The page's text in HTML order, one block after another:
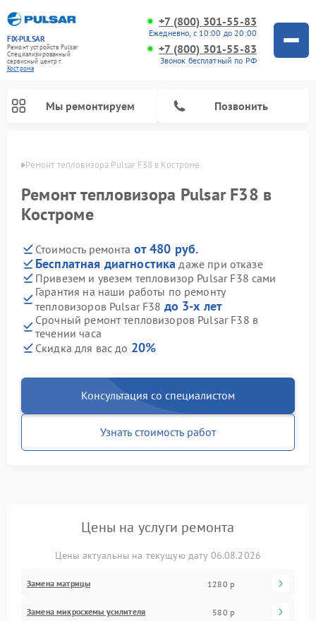
FIX-PULSAR
Ремонт устройств Pulsar
Специализированный
cервисный центр г.
Кострома
+7 (800) 301-55-83
Ежедневно, с 10:00 до 20:00
+7 (800) 301-55-83
Звонок бесплатный по РФ
Мы ремонтируем Позвонить
Ремонт тепловизора Pulsar F38 в Костроме
Ремонт тепловизора Pulsar F38 в
Костроме
Стоимость ремонта от 480 руб.
Бесплатная диагностика даже при отказе
Привезем и увезем тепловизор Pulsar F38 сами
Гарантия на наши работы по ремонту
тепловизоров Pulsar F38 до 3-х лет
Срочный ремонт тепловизоров Pulsar F38 в
течении часа
Скидка для вас до 20%
Консультация со специалистом
Узнать стоимость работ
Цены на услуги ремонта
Цены актуальны на текущую дату 06.08.2026
Замена матрицы 1280 р
Замена микросхемы усилителя 580 р